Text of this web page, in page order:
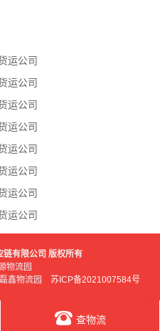
运公司
运公司
运公司
运公司
运公司
运公司
运公司
运公司
链有限公司 版权所有
物流园
鑫物流园 苏ICP备2021007584号
查物流